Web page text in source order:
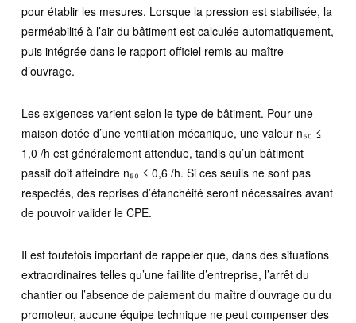
pour établir les mesures. Lorsque la pression est stabilisée, la
perméabilité à l’air du bâtiment est calculée automatiquement,
puis intégrée dans le rapport officiel remis au maître
d’ouvrage.
Les exigences varient selon le type de bâtiment. Pour une
maison dotée d’une ventilation mécanique, une valeur n₅₀ ≤
1,0 /h est généralement attendue, tandis qu’un bâtiment
passif doit atteindre n₅₀ ≤ 0,6 /h. Si ces seuils ne sont pas
respectés, des reprises d’étanchéité seront nécessaires avant
de pouvoir valider le CPE.
Il est toutefois important de rappeler que, dans des situations
extraordinaires telles qu’une faillite d’entreprise, l’arrêt du
chantier ou l’absence de paiement du maître d’ouvrage ou du
promoteur, aucune équipe technique ne peut compenser des